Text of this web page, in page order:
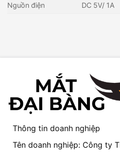
Nguồn điện
DC 5V/ 1A
Thông tin doanh nghiệp
Tên doanh nghiệp: Công ty